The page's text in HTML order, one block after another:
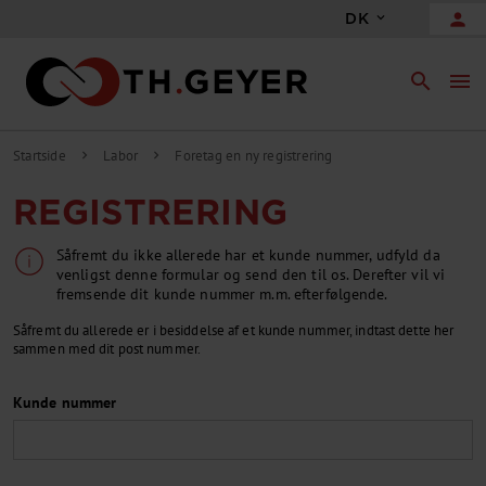
DK person
search menu
Startside chevron_right Labor chevron_right Foretag en ny registrering
REGISTRERING
Såfremt du ikke allerede har et kunde nummer, udfyld da
venligst denne formular og send den til os. Derefter vil vi
fremsende dit kunde nummer m.m. efterfølgende.
Såfremt du allerede er i besiddelse af et kunde nummer, indtast dette her
sammen med dit post nummer.
Kunde nummer